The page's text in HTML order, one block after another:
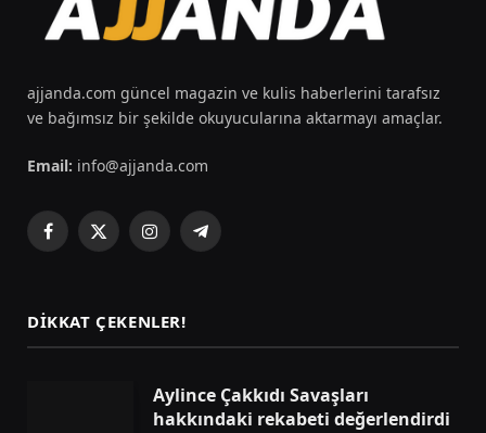
ajjanda.com güncel magazin ve kulis haberlerini tarafsız
ve bağımsız bir şekilde okuyucularına aktarmayı amaçlar.
Email: info@ajjanda.com
Facebook
X
InstagramTelegram
DIKKAT ÇEKENLER!
Aylince Çakkıdı Savaşları
hakkındaki rekabeti değerlendirdi